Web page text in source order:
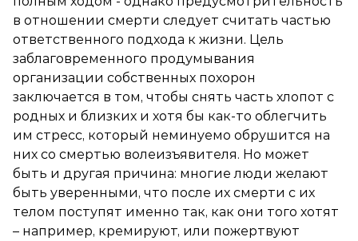
в отношении смерти следует считать частью
ответственного подхода к жизни. Цель
заблаговременного продумывания
организации собственных похорон
заключается в том, чтобы снять часть хлопот с
родных и близких и хотя бы как-то облегчить
им стресс, который неминуемо обрушится на
них со смертью волеизъявителя. Но может
быть и другая причина: многие люди желают
быть уверенными, что после их смерти с их
телом поступят именно так, как они того хотят
– например, кремируют, или пожертвуют